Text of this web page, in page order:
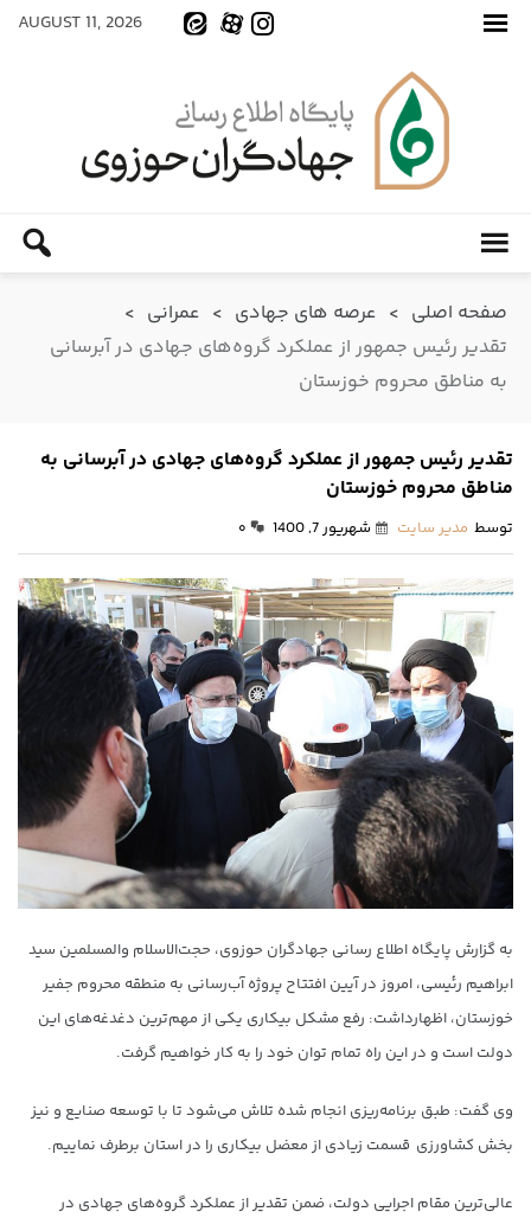
AUGUST 11, 2026
صفحه اصلی > عرصه های جهادی > عمرانی >
تقدیر رئیس جمهور از عملکرد گروه‌های جهادی در آبرسانی
به مناطق محروم خوزستان
تقدیر رئیس جمهور از عملکرد گروه‌های جهادی در آبرسانی به
مناطق محروم خوزستان
توسط مدیر سایت شهریور 7, 1400 ۰
به گزارش پایگاه اطلاع رسانی جهادگران حوزوی، حجت‌الاسلام والمسلمین سید
ابراهیم رئیسی، امروز در آیین افتتاح پروژه آب‌رسانی به منطقه محروم جفیر
خوزستان، اظهارداشت: رفع مشکل بیکاری یکی از مهم‌ترین دغدغه‌های این
دولت است و در این راه تمام توان خود را به کار خواهیم گرفت.
وی گفت: طبق برنامه‌ریزی انجام شده تلاش می‌شود تا با توسعه صنایع و نیز
بخش کشاورزی قسمت زیادی از معضل بیکاری را در استان برطرف نماییم.
عالی‌ترین مقام اجرایی دولت، ضمن تقدیر از عملکرد گروه‌های جهادی در